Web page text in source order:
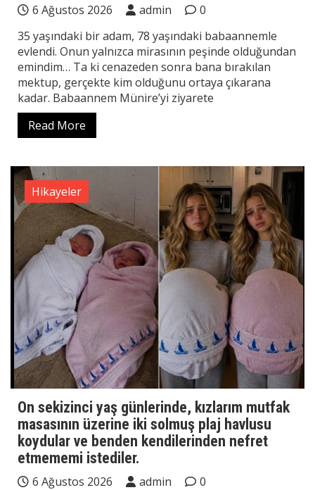
6 Ağustos 2026 admin
0
35 yaşındaki bir adam, 78 yaşındaki babaannemle
evlendi. Onun yalnızca mirasının peşinde olduğundan
emindim… Ta ki cenazeden sonra bana bırakılan
mektup, gerçekte kim olduğunu ortaya çıkarana
kadar. Babaannem Münire’yi ziyarete
Read More
Hikayeler
On sekizinci yaş günlerinde, kızlarım mutfak
masasının üzerine iki solmuş plaj havlusu
koydular ve benden kendilerinden nefret
etmememi istediler.
6 Ağustos 2026 admin
0